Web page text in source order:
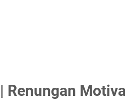
Renungan